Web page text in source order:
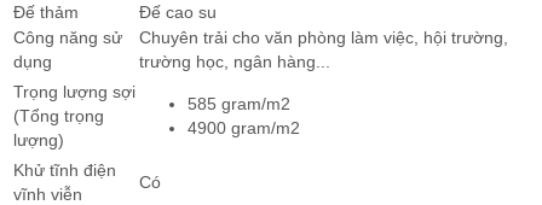
Đế thảm
Đế cao su
Công năng sử
dụng
Chuyên trải cho văn phòng làm việc, hội trường,
trường học, ngân hàng...
Trọng lượng sợi
(Tổng trọng
lượng)
585 gram/m2
4900 gram/m2
Khử tĩnh điện
vĩnh viễn
Có